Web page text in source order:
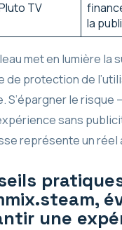
TV
la
met en lumière la
de protection de
S’épargner le
sans
représente un
une